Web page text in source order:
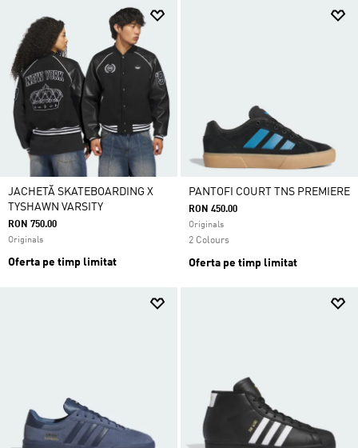
JACHETĂ SKATEBOARDING X
TYSHAWN VARSITY
RON 750.00
Originals
Oferta pe timp limitat
PANTOFI COURT TNS PREMIERE
RON 450.00
Originals
2 Colours
Oferta pe timp limitat